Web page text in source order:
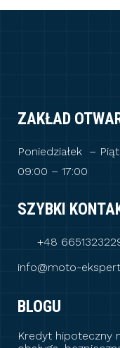
ZAKŁAD
Poniedziałek –
09:00 – 17:00
SZYBKI
+48
info@moto-
BLOGU
Kredyt hipoteczny